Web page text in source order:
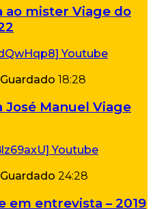
ao mister Viage do
Guardado 18:28
José Manuel Viage
Guardado 24:28
em entrevista – 2019